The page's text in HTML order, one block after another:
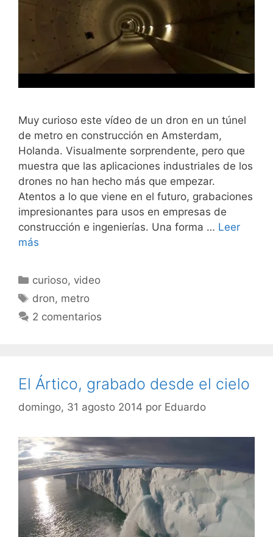
Muy curioso este vídeo de un dron en un túnel
de metro en construcción en Amsterdam,
Holanda. Visualmente sorprendente, pero que
muestra que las aplicaciones industriales de los
drones no han hecho más que empezar.
Atentos a lo que viene en el futuro, grabaciones
impresionantes para usos en empresas de
construcción e ingenierías. Una forma … Leer
más
Categorías
curioso, video
Etiquetas
dron, metro
2 comentarios
El Ártico, grabado desde el cielo
domingo, 31 agosto 2014 por Eduardo